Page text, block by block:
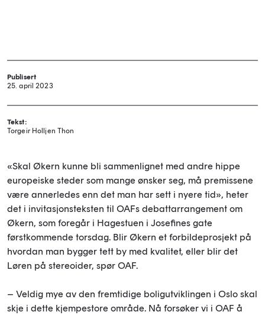
Publisert
25. april 2023
Tekst:
Torgeir Holljen Thon
«Skal Økern kunne bli sammenlignet med andre hippe
europeiske steder som mange ønsker seg, må premissene
være annerledes enn det man har sett i nyere tid», heter
det i invitasjonsteksten til OAFs debattarrangement om
Økern, som foregår i Hagestuen i Josefines gate
førstkommende torsdag. Blir Økern et forbildeprosjekt på
hvordan man bygger tett by med kvalitet, eller blir det
Løren på stereoider, spør OAF.
– Veldig mye av den fremtidige boligutviklingen i Oslo skal
skje i dette kjempestore område. Nå forsøker vi i OAF å